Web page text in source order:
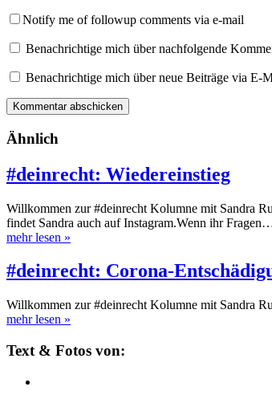
Notify me of followup comments via e-mail
Benachrichtige mich über nachfolgende
Benachrichtige mich über neue Beiträge via E-
Ähnlich
#deinrecht: Wiedereinstieg
Willkommen zur #deinrecht Kolumne mit Sandra
findet Sandra auch auf Instagram.Wenn ihr
mehr lesen »
#deinrecht: Corona-
Willkommen zur #deinrecht Kolumne mit Sandra
mehr lesen »
Text & Fotos von: